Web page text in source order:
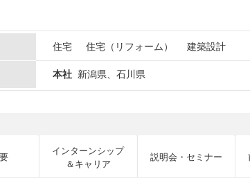
住宅 住宅（リフォーム） 建築設計
本社 新潟県、石川県
インターンシップ
＆キャリア
説明会・セミナー